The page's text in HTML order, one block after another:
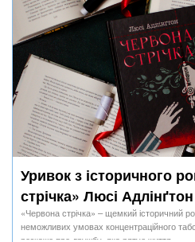
Уривок з історичного
стрічка» Люсі Адлінґтон
«Червона стрічка» – щемкий історичний
неможливих умовах концентраційного